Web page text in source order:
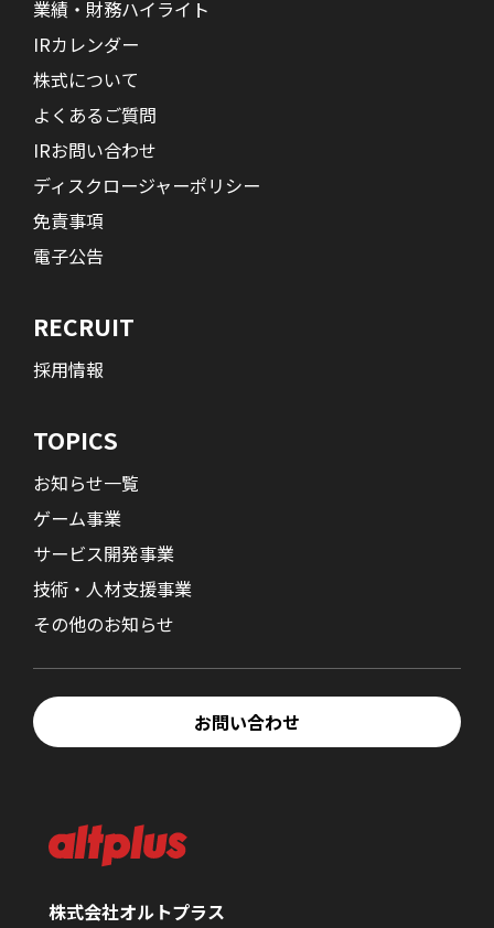
株式会社オルトプラス
業績・財務ハイライト
IRカレンダー
株式について
よくあるご質問
IRお問い合わせ
ディスクロージャーポリシー
免責事項
電子公告
RECRUIT
採用情報
TOPICS
お知らせ一覧
ゲーム事業
サービス開発事業
技術・人材支援事業
その他のお知らせ
お問い合わせ